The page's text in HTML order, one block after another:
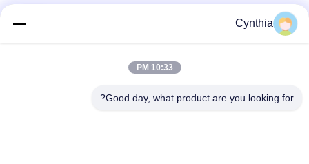
فئات شعبية
Cynthia
10:33 PM
Good day, what product are you looking for?